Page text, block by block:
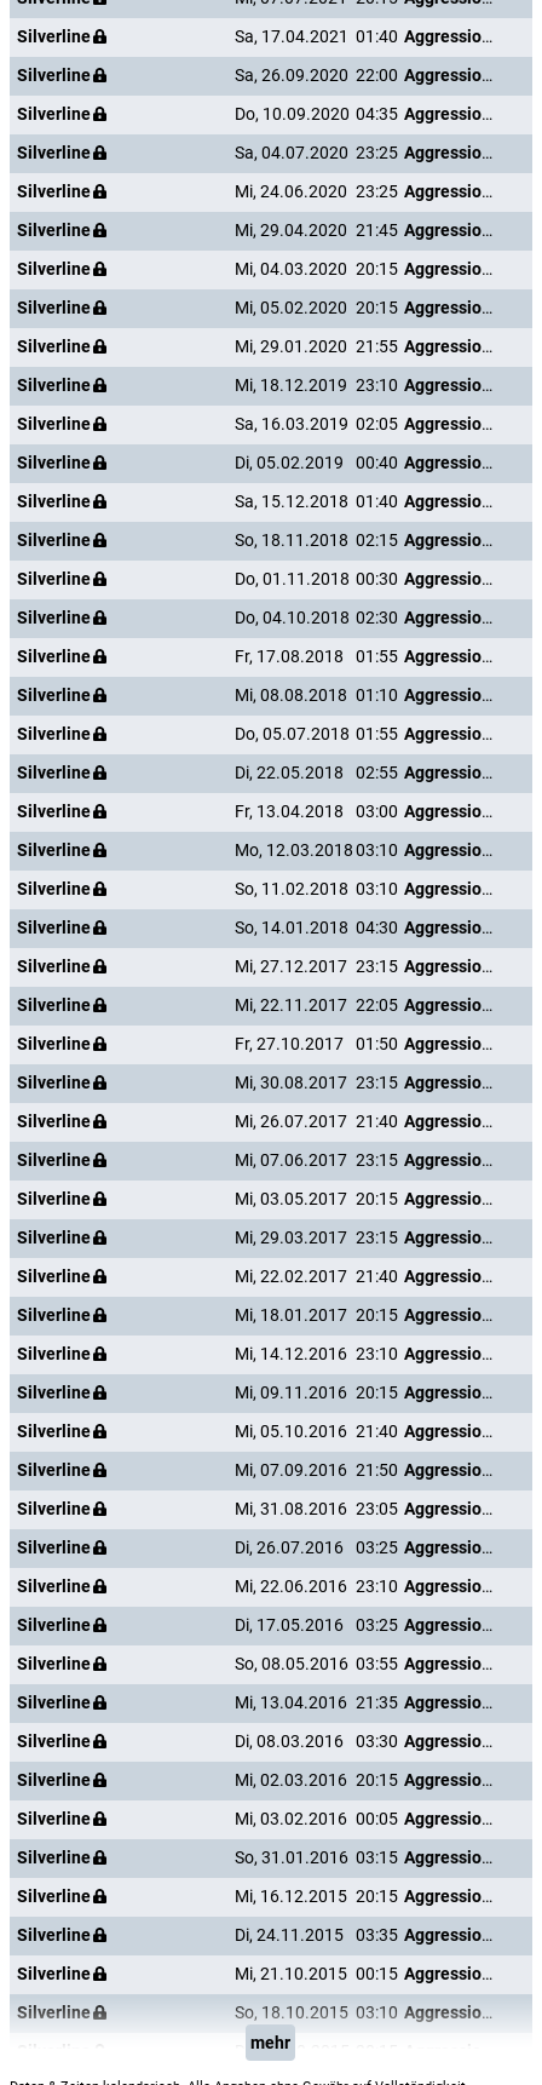
Silverline
Sa, 17.04.2021 01:40
Aggression Scale
Silverline
Sa, 26.09.2020 22:00
Aggression Scale
Silverline
Do, 10.09.2020 04:35
Aggression Scale
Silverline
Sa, 04.07.2020 23:25
Aggression Scale
Silverline
Mi, 24.06.2020 23:25
Aggression Scale
Silverline
Mi, 29.04.2020 21:45
Aggression Scale
Silverline
Mi, 04.03.2020 20:15
Aggression Scale
Silverline
Mi, 05.02.2020 20:15
Aggression Scale
Silverline
Mi, 29.01.2020 21:55
Aggression Scale
Silverline
Mi, 18.12.2019 23:10
Aggression Scale
Silverline
Sa, 16.03.2019 02:05
Aggression Scale
Silverline
Di, 05.02.2019 00:40
Aggression Scale
Silverline
Sa, 15.12.2018 01:40
Aggression Scale
Silverline
So, 18.11.2018 02:15
Aggression Scale
Silverline
Do, 01.11.2018 00:30
Aggression Scale
Silverline
Do, 04.10.2018 02:30
Aggression Scale
Silverline
Fr, 17.08.2018 01:55
Aggression Scale
Silverline
Mi, 08.08.2018 01:10
Aggression Scale
Silverline
Do, 05.07.2018 01:55
Aggression Scale
Silverline
Di, 22.05.2018 02:55
Aggression Scale
Silverline
Fr, 13.04.2018 03:00
Aggression Scale
Silverline
Mo, 12.03.201803:10
Aggression Scale
Silverline
So, 11.02.2018 03:10
Aggression Scale
Silverline
So, 14.01.2018 04:30
Aggression Scale
Silverline
Mi, 27.12.2017 23:15
Aggression Scale
Silverline
Mi, 22.11.2017 22:05
Aggression Scale
Silverline
Fr, 27.10.2017 01:50
Aggression Scale
Silverline
Mi, 30.08.2017 23:15
Aggression Scale
Silverline
Mi, 26.07.2017 21:40
Aggression Scale
Silverline
Mi, 07.06.2017 23:15
Aggression Scale
Silverline
Mi, 03.05.2017 20:15
Aggression Scale
Silverline
Mi, 29.03.2017 23:15
Aggression Scale
Silverline
Mi, 22.02.2017 21:40
Aggression Scale
Silverline
Mi, 18.01.2017 20:15
Aggression Scale
Silverline
Mi, 14.12.2016 23:10
Aggression Scale
Silverline
Mi, 09.11.2016 20:15
Aggression Scale
Silverline
Mi, 05.10.2016 21:40
Aggression Scale
Silverline
Mi, 07.09.2016 21:50
Aggression Scale
Silverline
Mi, 31.08.2016 23:05
Aggression Scale
Silverline
Di, 26.07.2016 03:25
Aggression Scale
Silverline
Mi, 22.06.2016 23:10
Aggression Scale
Silverline
Di, 17.05.2016 03:25
Aggression Scale
Silverline
So, 08.05.2016 03:55
Aggression Scale
Silverline
Mi, 13.04.2016 21:35
Aggression Scale
Silverline
Di, 08.03.2016 03:30
Aggression Scale
Silverline
Mi, 02.03.2016 20:15
Aggression Scale
Silverline
Mi, 03.02.2016 00:05
Aggression Scale
Silverline
So, 31.01.2016 03:15
Aggression Scale
Silverline
Mi, 16.12.2015 20:15
Aggression Scale
Silverline
Di, 24.11.2015 03:35
Aggression Scale
Silverline
Mi, 21.10.2015 00:15
Aggression Scale
Silverline
So, 18.10.2015 03:10
Aggression Scale
Do, 01.10.2015
mehr